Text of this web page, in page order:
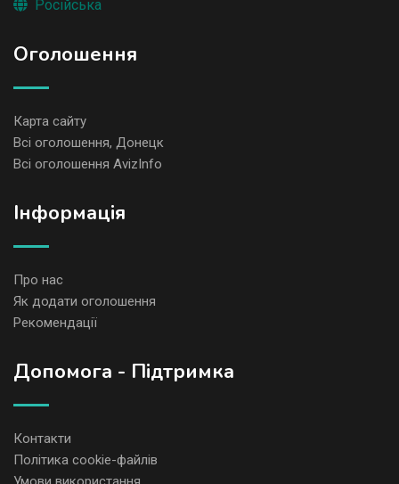
Російська
Оголошення
Карта сайту
Всі оголошення, Донецк
Всі оголошення AvizInfo
Iнформація
Про нас
Як додати оголошення
Рекомендації
Допомога - Підтримка
Контакти
Політика cookie-файлів